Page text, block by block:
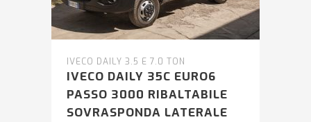
IVECO DAILY 3.5 E 7.0 TON
IVECO DAILY 35C EURO6
PASSO 3000 RIBALTABILE
SOVRASPONDA LATERALE